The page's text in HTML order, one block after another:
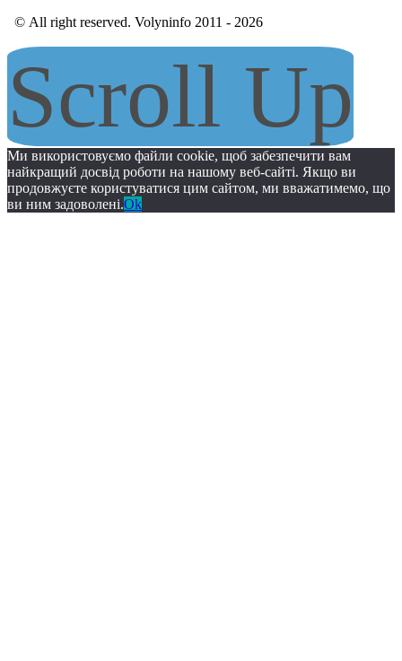
© All right reserved. Volyninfo 2011 - 2026
Scroll Up
Ми використовуємо файли cookie, щоб забезпечити вам
найкращий досвід роботи на нашому веб-сайті. Якщо ви
продовжуєте користуватися цим сайтом, ми вважатимемо, що
ви ним задоволені.Ok